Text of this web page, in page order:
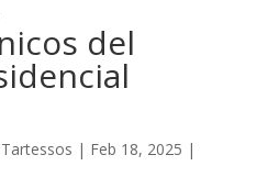
del
| Feb 18, 2025 |